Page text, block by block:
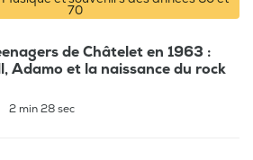
70
de Châtelet en 1963 :
Adamo et la naissance du rock
2 min 28 sec